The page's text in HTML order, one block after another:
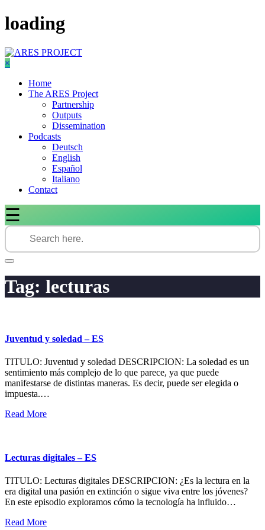
Skip
to
loading
×
Home
The ARES Project
Partnership
Outputs
Dissemination
Podcasts
Deutsch
English
Español
Italiano
Contact
☰
Tag: lecturas
Juventud y soledad – ES
TITULO: Juventud y soledad DESCRIPCION: La soledad es un
sentimiento más complejo de lo que parece, ya que puede
manifestarse de distintas maneras. Es decir, puede ser elegida o
impuesta.…
Read More
Lecturas digitales – ES
TITULO: Lecturas digitales DESCRIPCION: ¿Es la lectura en la
era digital una pasión en extinción o sigue viva entre los jóvenes?
En este episodio exploramos cómo la tecnología ha influido…
Read More